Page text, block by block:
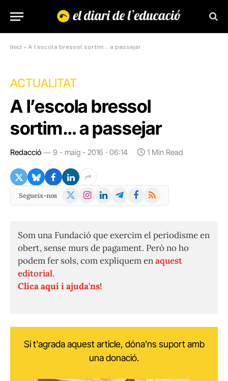
Inici » A l’escola bressol sortim… a passejar
ACTUALITAT
A l’escola bressol
sortim… a passejar
Redacció 9 - maig - 2016 · 06:14 1 Min Read
Segueix-nos
X
Instagram
LinkedInTelegramFacebook
RSS
Som una Fundació que exercim el periodisme en
obert, sense murs de pagament. Però no ho
podem fer sols, com expliquem enaquest
editorial.
Clica aquí i ajuda'ns!
Si t'agrada aquest article, dóna'ns suport amb
una donació.